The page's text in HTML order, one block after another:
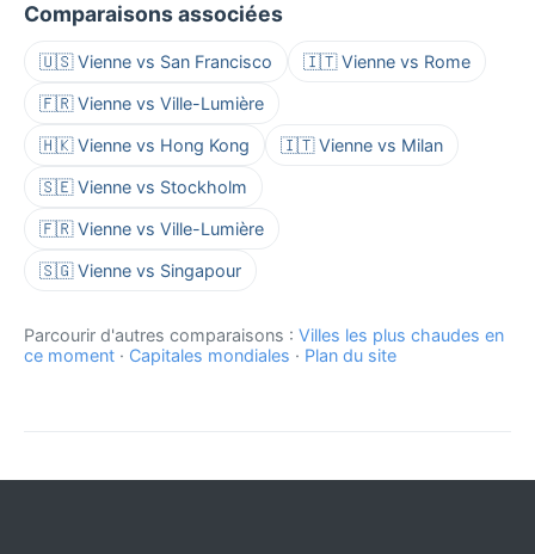
Comparaisons associées
🇺🇸 Vienne vs San Francisco 🇮🇹 Vienne vs Rome
🇫🇷 Vienne vs Ville-Lumière
🇭🇰 Vienne vs Hong Kong 🇮🇹 Vienne vs Milan
🇸🇪 Vienne vs Stockholm
🇫🇷 Vienne vs Ville-Lumière
🇸🇬 Vienne vs Singapour
Parcourir d'autres comparaisons : Villes les plus chaudes en
ce moment · Capitales mondiales · Plan du site